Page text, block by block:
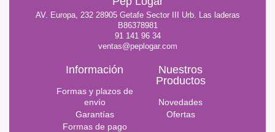
AV. Europa, 232 28905 Getafe Sector III Urb. Las laderas
B86378981
91 141 96 34
ventas@peplogar.com
Información
Formas y plazos de
envío
Garantías
Formas de pago
Nuestros
Productos
Novedades
Ofertas